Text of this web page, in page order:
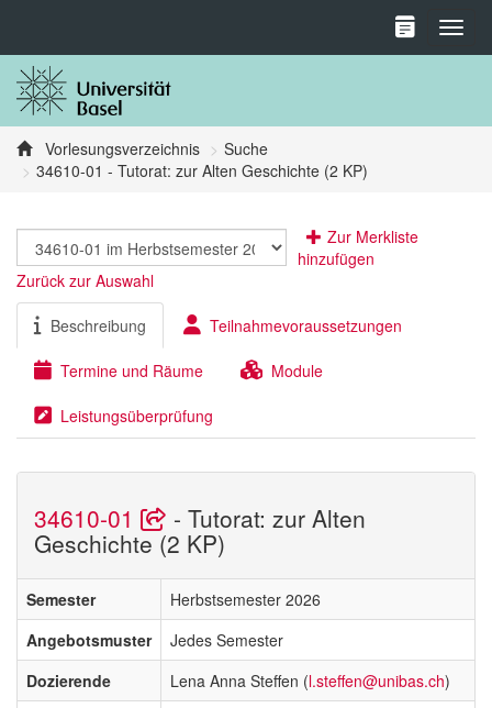
Vorlesungsverzeichnis
Suche
34610-01 - Tutorat: zur Alten Geschichte (2 KP)
Zur Merkliste
hinzufügen
Zurück zur Auswahl
Beschreibung Teilnahmevoraussetzungen
Termine und Räume Module
Leistungsüberprüfung
34610-01 - Tutorat: zur Alten
Geschichte (2 KP)
Semester
Herbstsemester 2026
Angebotsmuster
Jedes Semester
Dozierende
Lena Anna Steffen (l.steffen@unibas.ch)